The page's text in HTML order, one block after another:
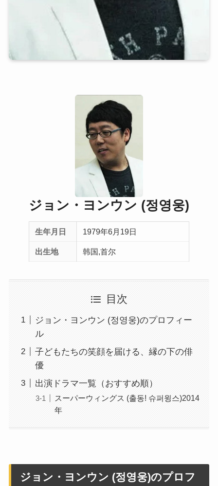
ジョン・ヨンウン (정영웅)
生年月日 1979年6月19日
出生地 韩国,首尔
目次
ジョン・ヨンウン (정영웅)のプロフィー
ル
子どもたちの笑顔を届ける、縁の下の俳
優
出演ドラマ一覧（おすすめ順）
スーパーウィングス (출동! 슈퍼윙스)2014
年
ジョン・ヨンウン (정영웅)のプロフ